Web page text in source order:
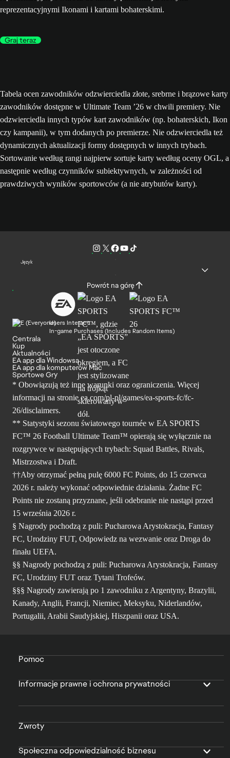
reprezentacyjnymi Ikonami i kartami bohaterskimi.
Graj teraz
Tabela ocen zawodników odzwierciedla złote, srebrne i brązowe karty
zawodników dostępne w Ultimate Team ’26 w chwili premiery. Nie
odzwierciedla innych typów kart zawodników (np. bohaterskich, Ikon
czy kampanii), w tym dodanych po premierze. Nie odzwierciedla też
dynamicznych aktualizacji formy dostępnych w innych trybach.
Sortowanie według rangi najpierw sortuje karty według oceny OGL, a
następnie według czynników subiektywnych, w zależności od
prawdziwych wyników sportowców (a nie atrybutów karty).
Język
Powrót na górę
Users Interact
In-game Purchases (Includes Random Items)
Centrala
Kup
Aktualności
EA app dla Windowsa
EA app dla komputerów Mac
Sportowe Gry
* Obowiązują też inne warunki oraz ograniczenia. Więcej
informacji na stronie ea.com/pl-pl/games/ea-sports-fc/fc-
26/disclaimers.
** Statystyki sezonu światowego tournée w EA SPORTS
FC™ 26 Football Ultimate Team™ opierają się wyłącznie na
rozgrywce w następujących trybach: Squad Battles, Rivals,
Mistrzostwa i Draft.
††Aby otrzymać pełną pulę 6000 FC Points, do 15 czerwca
2026 r. należy wykonać odpowiednie działania. Żadne FC
Points nie zostaną przyznane, jeśli odebranie nie nastąpi przed
15 września 2026 r.
§ Nagrody pochodzą z puli: Pucharowa Arystokracja, Fantasy
FC, Urodziny FUT, Odpowiedz na wezwanie oraz Droga do
finału UEFA.
§§ Nagrody pochodzą z puli: Pucharowa Arystokracja, Fantasy
FC, Urodziny FUT oraz Tytani Trofeów.
§§§ Nagrody zawierają po 1 zawodniku z Argentyny, Brazylii,
Kanady, Anglii, Francji, Niemiec, Meksyku, Niderlandów,
Portugalii, Arabii Saudyjskiej, Hiszpanii oraz USA.
Pomoc
Informacje prawne i ochrona prywatności
Zwroty
Społeczna odpowiedzialność biznesu